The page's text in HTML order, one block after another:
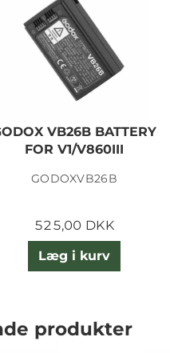
VB26B BATTERY
FOR V1/V860III
GODOXVB26B
525,00 DKK
Læg i kurv
produkter